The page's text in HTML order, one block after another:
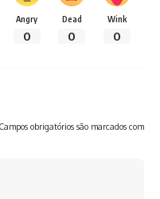
Angry
0
Dead
0
Wink
0
Campos obrigatórios são marcados com